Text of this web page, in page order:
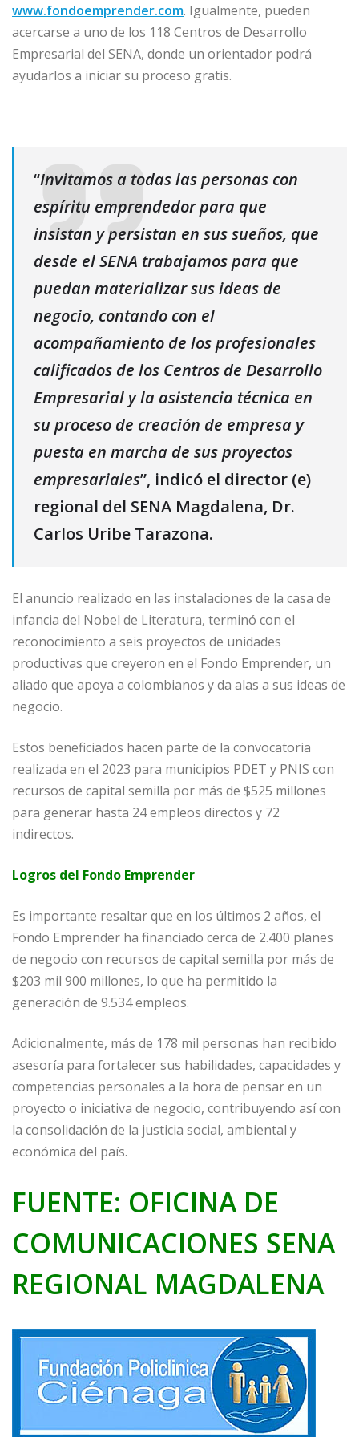
www.fondoemprender.com. Igualmente, pueden
acercarse a uno de los 118 Centros de Desarrollo
Empresarial del SENA, donde un orientador podrá
ayudarlos a iniciar su proceso gratis.
“Invitamos a todas las personas con
espíritu emprendedor para que
insistan y persistan en sus sueños, que
desde el SENA trabajamos para que
puedan materializar sus ideas de
negocio, contando con el
acompañamiento de los profesionales
calificados de los Centros de Desarrollo
Empresarial y la asistencia técnica en
su proceso de creación de empresa y
puesta en marcha de sus proyectos
empresariales”, indicó el director (e)
regional del SENA Magdalena, Dr.
Carlos Uribe Tarazona.
El anuncio realizado en las instalaciones de la casa de
infancia del Nobel de Literatura, terminó con el
reconocimiento a seis proyectos de unidades
productivas que creyeron en el Fondo Emprender, un
aliado que apoya a colombianos y da alas a sus ideas de
negocio.
Estos beneficiados hacen parte de la convocatoria
realizada en el 2023 para municipios PDET y PNIS con
recursos de capital semilla por más de $525 millones
para generar hasta 24 empleos directos y 72
indirectos.
Logros del Fondo Emprender
Es importante resaltar que en los últimos 2 años, el
Fondo Emprender ha financiado cerca de 2.400 planes
de negocio con recursos de capital semilla por más de
$203 mil 900 millones, lo que ha permitido la
generación de 9.534 empleos.
Adicionalmente, más de 178 mil personas han recibido
asesoría para fortalecer sus habilidades, capacidades y
competencias personales a la hora de pensar en un
proyecto o iniciativa de negocio, contribuyendo así con
la consolidación de la justicia social, ambiental y
económica del país.
FUENTE: OFICINA DE
COMUNICACIONES SENA
REGIONAL MAGDALENA